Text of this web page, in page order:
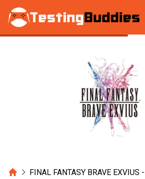
Zum Hauptinhalt springen
HomeFINAL FANTASY BRAVE EXVIUS